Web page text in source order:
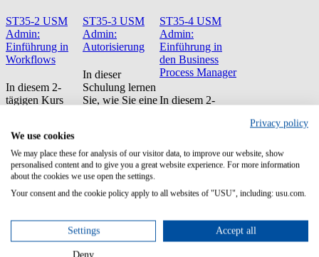
ST35-2 USM
Admin:
Einführung in
Workflows
In diesem 2-
tägigen Kurs
Workflows
erstellt und
bearbeitet. Sie
lernen, wie Sie
Workflows
als Aktion (z.B.
Button) der
Benutzeroberfläche
ST35-3 USM
Admin:
Autorisierung
In dieser
Schulung lernen
Sie, wie Sie eine
erstellen und
bearbeiten
können. Sie
lernen, wie Sie
Benutzer mit
Gruppen und
Rollen erstellen
und wie Sie
ST35-4 USM
Admin:
Einführung in
den Business
Process Manager
In diesem 2-
Business Process
Managers. Sie
Prozesse anlegt,
Umgebungen
transferiert.
Privacy policy
We use cookies
We may place these for analysis of our visitor data, to improve our website, show
personalised content and to give you a great website experience. For more information
about the cookies we use open the settings.
Your consent and the cookie policy apply to all websites of "USU", including: usu.com.
Settings Accept all
Deny